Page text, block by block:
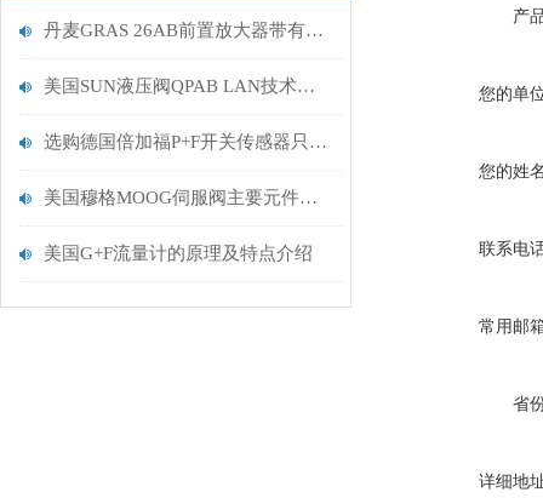
丹麦GRAS 26AB前置放大器带有集成连接器的操作功能
美国SUN液压阀QPAB LAN技术描述
选购德国倍加福P+F开关传感器只需考虑这六点便可
美国穆格MOOG伺服阀主要元件有以下几个
美国G+F流量计的原理及特点介绍
产
您的单
您的姓
联系电
常用邮
省
详细地